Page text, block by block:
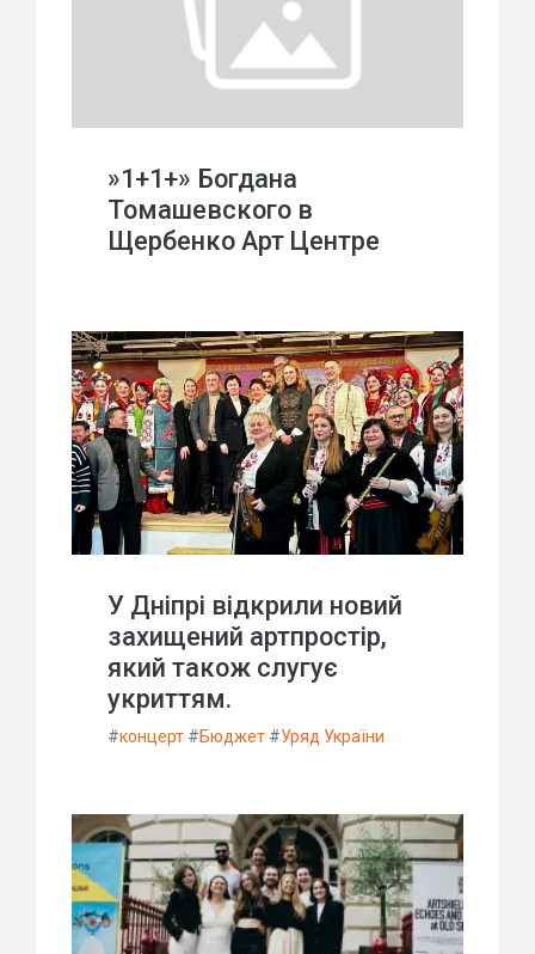
»1+1+» Богдана
Томашевского в
Щербенко Арт Центре
У Дніпрі відкрили новий
захищений артпростір,
який також слугує
укриттям.
#концерт #Бюджет #Уряд України